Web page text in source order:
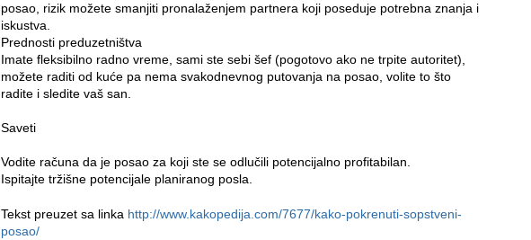
posao, rizik možete smanjiti pronalaženjem partnera koji poseduje potrebna znanja i
iskustva.
Prednosti preduzetništva
Imate fleksibilno radno vreme, sami ste sebi šef (pogotovo ako ne trpite autoritet),
možete raditi od kuće pa nema svakodnevnog putovanja na posao, volite to što
radite i sledite vaš san.
Saveti
Vodite računa da je posao za koji ste se odlučili potencijalno profitabilan.
Ispitajte tržišne potencijale planiranog posla.
Tekst preuzet sa linka http://www.kakopedija.com/7677/kako-pokrenuti-sopstveni-
posao/